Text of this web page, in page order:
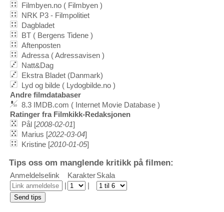
Filmbyen.no ( Filmbyen )
NRK P3 - Filmpolitiet
Dagbladet
BT ( Bergens Tidene )
Aftenposten
Adressa ( Adressavisen )
Natt&Dag
Ekstra Bladet (Danmark)
Lyd og bilde ( Lydogbilde.no )
Andre filmdatabaser
8.3 IMDB.com ( Internet Movie Database )
Ratinger fra Filmkikk-Redaksjonen
Pål [2008-02-01]
Marius [2022-03-04]
Kristine [2010-01-05]
Tips oss om manglende kritikk på filmen:
Anmeldelselink KarakterSkala
|
|